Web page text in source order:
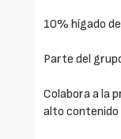
10% hígado
Parte del
Colabora a la
alto contenido